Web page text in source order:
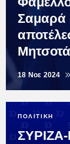
Σαμαρά
18 Νοε 2024
ΠΟΛΙΤΙΚΗ